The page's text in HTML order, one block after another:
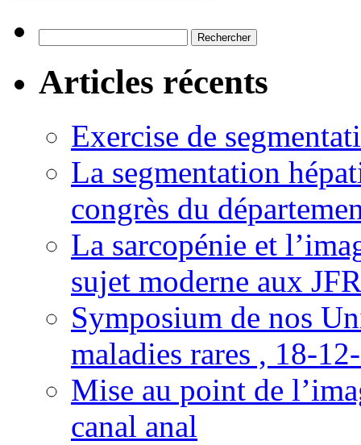
Articles récents
Exercise de
La segmentation
congrès du
La sarcopénie et
sujet moderne aux
Symposium de nos
maladies rares , 18-
Mise au point de
canal anal